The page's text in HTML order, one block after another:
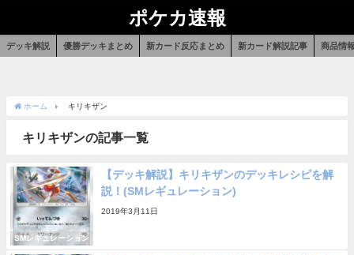
ポケカ速報
デッキ解説 優勝デッキまとめ 新カード反応まとめ 新カード解説記事 商品情
ホーム キリキザン
キリキザンの記事一覧
SMレギュレーション
【デッキ解説】キリキザンのデッキレシピを解
説！(SMレギュレーション)
2019年3月11日